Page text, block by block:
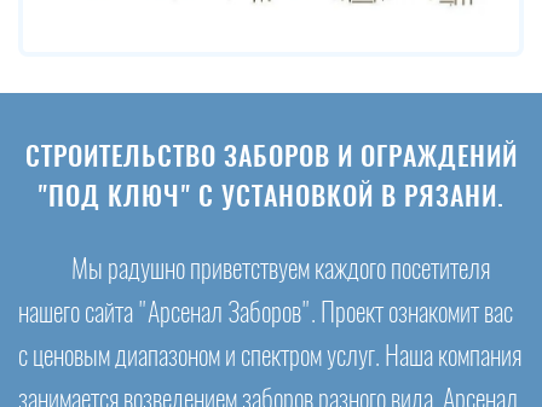
СТРОИТЕЛЬСТВО ЗАБОРОВ И ОГРАЖДЕНИЙ
"ПОД КЛЮЧ" С УСТАНОВКОЙ В РЯЗАНИ.
Мы радушно приветствуем каждого посетителя
нашего сайта "Арсенал Заборов". Проект ознакомит вас
с ценовым диапазоном и спектром услуг. Наша компания
занимается возведением заборов разного вида. Арсенал